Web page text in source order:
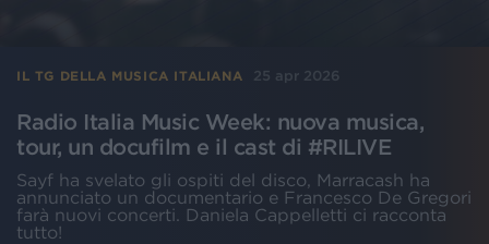
IL TG DELLA MUSICA ITALIANA 25 apr 2026
Radio Italia Music Week: nuova musica,
tour, un docufilm e il cast di #RILIVE
Sayf ha svelato gli ospiti del disco, Marracash ha
annunciato un documentario e Francesco De Gregori
farà nuovi concerti. Daniela Cappelletti ci racconta
tutto!